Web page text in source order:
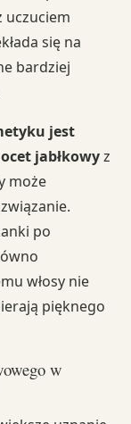
uczuciem
się na
bardziej
jest
ocet jabłkowyz
może
po
włosy nie
pięknego
w